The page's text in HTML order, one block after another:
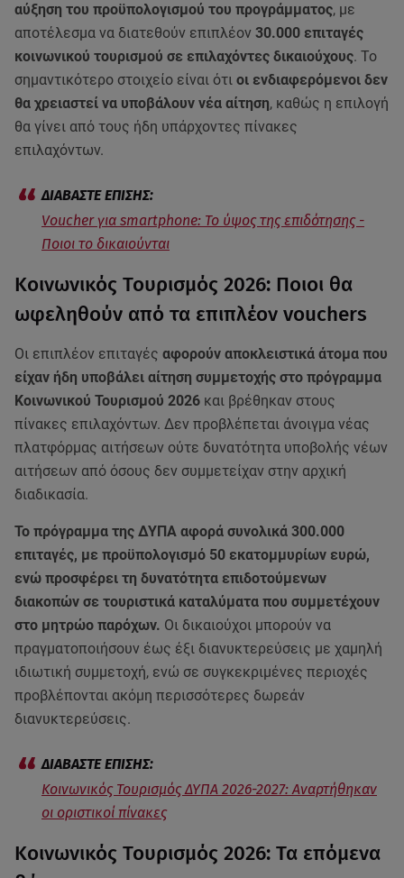
αύξηση του προϋπολογισμού του προγράμματος, με
αποτέλεσμα να διατεθούν επιπλέον 30.000 επιταγές
κοινωνικού τουρισμού σε επιλαχόντες δικαιούχους. Το
σημαντικότερο στοιχείο είναι ότι οι ενδιαφερόμενοι δεν
θα χρειαστεί να υποβάλουν νέα αίτηση, καθώς η επιλογή
θα γίνει από τους ήδη υπάρχοντες πίνακες
επιλαχόντων.
Voucher για smartphone: Το ύψος της επιδότησης -
Ποιοι το δικαιούνται
Κοινωνικός Τουρισμός 2026: Ποιοι θα
ωφεληθούν από τα επιπλέον vouchers
Οι επιπλέον επιταγές αφορούν αποκλειστικά άτομα που
είχαν ήδη υποβάλει αίτηση συμμετοχής στο πρόγραμμα
Κοινωνικού Τουρισμού 2026 και βρέθηκαν στους
πίνακες επιλαχόντων. Δεν προβλέπεται άνοιγμα νέας
πλατφόρμας αιτήσεων ούτε δυνατότητα υποβολής νέων
αιτήσεων από όσους δεν συμμετείχαν στην αρχική
διαδικασία.
Το πρόγραμμα της ΔΥΠΑ αφορά συνολικά 300.000
επιταγές, με προϋπολογισμό 50 εκατομμυρίων ευρώ,
ενώ προσφέρει τη δυνατότητα επιδοτούμενων
διακοπών σε τουριστικά καταλύματα που συμμετέχουν
στο μητρώο παρόχων. Οι δικαιούχοι μπορούν να
πραγματοποιήσουν έως έξι διανυκτερεύσεις με χαμηλή
ιδιωτική συμμετοχή, ενώ σε συγκεκριμένες περιοχές
προβλέπονται ακόμη περισσότερες δωρεάν
διανυκτερεύσεις.
Κοινωνικός Τουρισμός ΔΥΠΑ 2026-2027: Αναρτήθηκαν
οι οριστικοί πίνακες
Κοινωνικός Τουρισμός 2026: Τα επόμενα